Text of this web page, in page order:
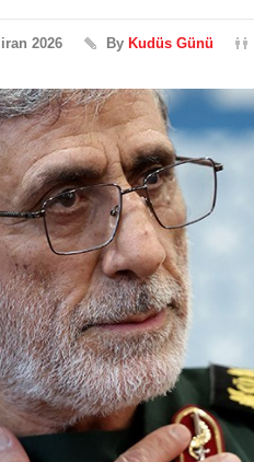
2026 By Kudüs Günü